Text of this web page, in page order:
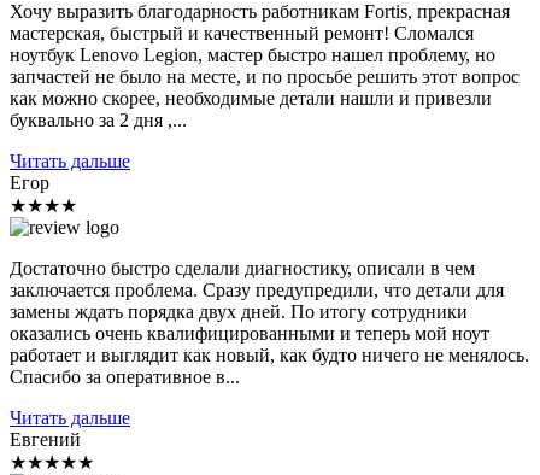
Хочу выразить благодарность работникам Fortis, прекрасная
мастерская, быстрый и качественный ремонт! Сломался
ноутбук Lenovo Legion, мастер быстро нашел проблему, но
запчастей не было на месте, и по просьбе решить этот вопрос
как можно скорее, необходимые детали нашли и привезли
буквально за 2 дня ,...
Читать дальше
Егор
★★★★
Достаточно быстро сделали диагностику, описали в чем
заключается проблема. Сразу предупредили, что детали для
замены ждать порядка двух дней. По итогу сотрудники
оказались очень квалифицированными и теперь мой ноут
работает и выглядит как новый, как будто ничего не менялось.
Спасибо за оперативное в...
Читать дальше
Евгений
★★★★★